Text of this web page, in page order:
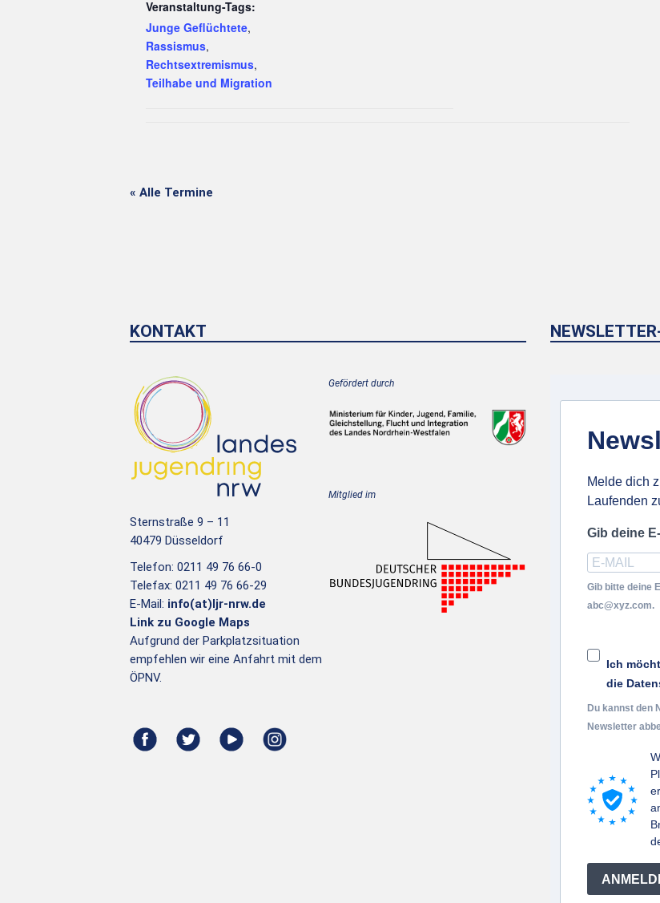
Veranstaltung-Tags:
Junge Geflüchtete,
Rassismus,
Rechtsextremismus,
Teilhabe und Migration
« Alle Termine
KONTAKT
Sternstraße 9 – 11
40479 Düsseldorf
Telefon: 0211 49 76 66-0
Telefax: 0211 49 76 66-29
E-Mail: info(at)ljr-nrw.de
Link zu Google Maps
Aufgrund der Parkplatzsituation
empfehlen wir eine Anfahrt mit dem
ÖPNV.
Gefördert durch
Mitglied im
Melde dich
Laufenden
Gib deine
Gib bitte deine
abc@xyz.com.
Ich
die
Du kannst den
Newsletter